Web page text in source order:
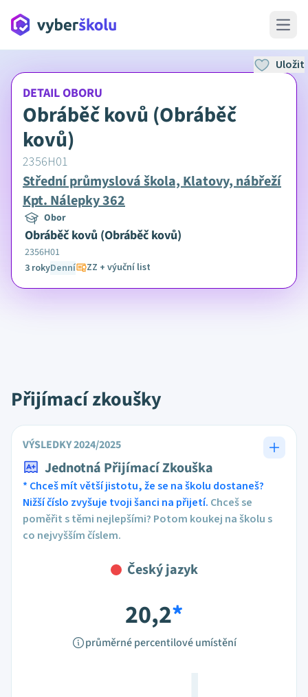
Open
DETAIL OBORU
Obráběč kovů (Obráběč
kovů)
2356H01
Střední průmyslová škola, Klatovy, nábřeží
Kpt. Nálepky 362
Obor
Obráběč kovů (Obráběč kovů)
2356H01
3 rokyDenní ZZ + výuční list
Uložit
Přijímací zkoušky
VÝSLEDKY 2024/2025
Jednotná Přijímací Zkouška
* Chceš mít větší jistotu, že se na školu dostaneš?
Nižší číslo zvyšuje tvoji šanci na přijetí. Chceš se
poměřit s těmi nejlepšími? Potom koukej na školu s
co nejvyšším číslem.
Český jazyk
20,2*
průměrné percentilové umístění